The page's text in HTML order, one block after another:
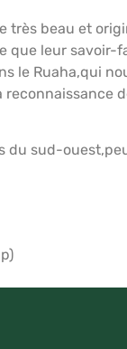
très beau et
que leur
le Ruaha,qui
du sud-